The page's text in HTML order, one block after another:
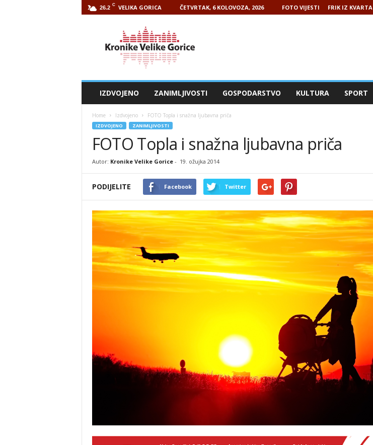
26.2 C VELIKA GORICA ČETVRTAK, 6 KOLOVOZA, 2026 FOTO VIJESTI FRIK IZ KVARTA
IZDVOJENO ZANIMLJIVOSTI GOSPODARSTVO KULTURA SPORT
Home Izdvojeno FOTO Topla i snažna ljubavna priča
IZDVOJENO ZANIMLJIVOSTI
FOTO Topla i snažna ljubavna priča
Autor: Kronike Velike Gorice- 19. ožujka 2014
PODIJELITE Facebook Twitter